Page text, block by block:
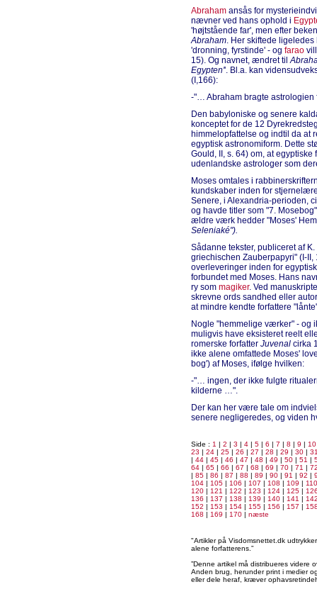
Abraham ansås for
nævner ved hans ophold i
'højtstående far', men efter
Abraham. Her skiftede
'dronning, fyrstinde' - og farao
15). Og navnet, ændret til
Egypten''. Bl.a. kan
(I,166):
-"… Abraham bragte
Den babyloniske og senere
konceptet for de 12
himmelopfattelse og indtil da at
egyptisk astronomiform. Dette
Gould, II, s. 64) om, at
udenlandske astrologer som
Moses omtales i
kundskaber inden for
Senere, i Alexandria-perioden,
og havde titler som "7.
ældre værk hedder "Moses'
Seleniaké").
Sådanne tekster, publiceret af
griechischen Zauberpapyri" (I-
overleveringer inden for
forbundet med Moses. Hans
ry som magiker. Ved
skrevne ords sandhed eller
at mindre kendte forfattere
Nogle "hemmelige værker" - og
muligvis have eksisteret reelt
romerske forfatter Juvenal cirka
ikke alene omfattede Moses'
bog') af Moses, ifølge hvilken:
-"… ingen, der ikke fulgte
kilderne …".
Der kan her være tale om
senere negligeredes, og viden
Side : 1 | 2 | 3 | 4 | 5 | 6 | 7 | 8 | 9 | 10
23 | 24 | 25 | 26 | 27 | 28 | 29 | 30 |
| 44 | 45 | 46 | 47 | 48 | 49 | 50 | 51 |
64 | 65 | 66 | 67 | 68 | 69 | 70 | 71 |
| 85 | 86 | 87 | 88 | 89 | 90 | 91 | 92 |
104 | 105 | 106 | 107 | 108 | 109 | 110
120 | 121 | 122 | 123 | 124 | 125 |
136 | 137 | 138 | 139 | 140 | 141 |
152 | 153 | 154 | 155 | 156 | 157 |
168 | 169 | 170 | næste
"Artikler på Visdomsnettet.dk
alene forfatterens.”
”Denne artikel må distribueres videre
Anden brug, herunder print i medier
eller dele heraf, kræver